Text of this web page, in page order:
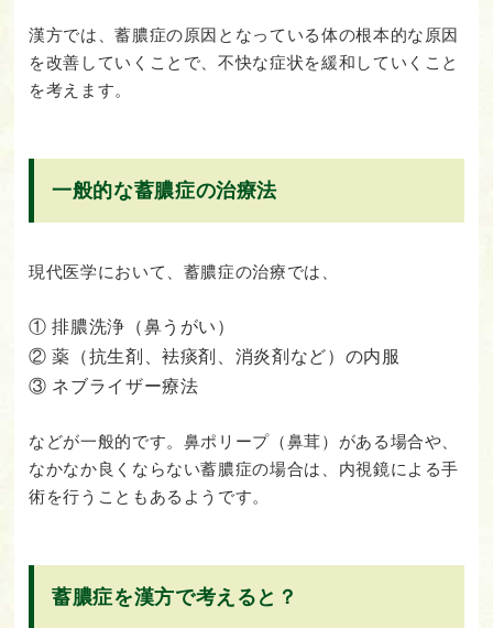
漢方では、蓄膿症の原因となっている体の根本的な原因
を改善していくことで、不快な症状を緩和していくこと
を考えます。
一般的な蓄膿症の治療法
現代医学において、蓄膿症の治療では、
① 排膿洗浄（鼻うがい）
② 薬（抗生剤、袪痰剤、消炎剤など）の内服
③ ネブライザー療法
などが一般的です。鼻ポリープ（鼻茸）がある場合や、
なかなか良くならない蓄膿症の場合は、内視鏡による手
術を行うこともあるようです。
蓄膿症を漢方で考えると？